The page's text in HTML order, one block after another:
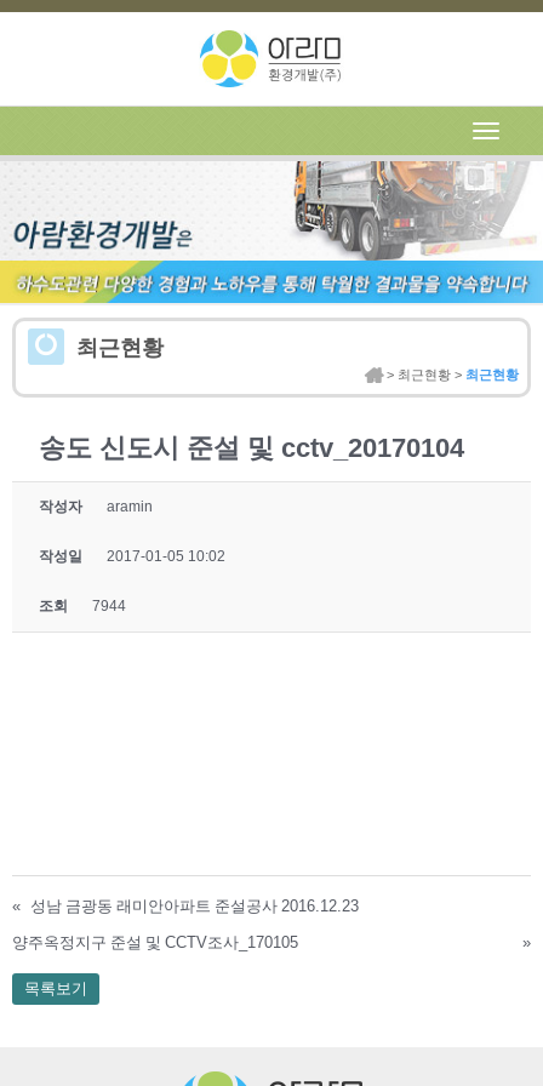
홈 > 최근현황 > 최근현황
최근현황
송도 신도시 준설 및 cctv_20170104
작성자 aramin
작성일 2017-01-05 10:02
조회 7944
« 성남 금광동 래미안아파트 준설공사 2016.12.23
양주옥정지구 준설 및 CCTV조사_170105 »
목록보기